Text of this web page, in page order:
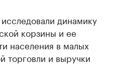
динамику
корзины и ее
населения в малых
торговли и выручки